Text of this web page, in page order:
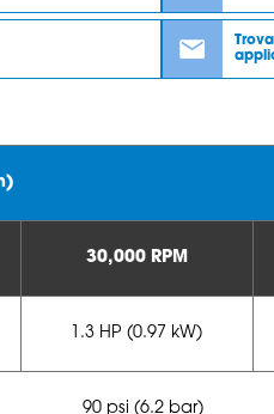
30,000 RPM
1.3 HP (0.97 kW)
90 psi (6.2 bar)